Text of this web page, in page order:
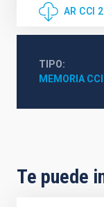
AR CCI
TIPO
MEMORIA CCI
Te puede